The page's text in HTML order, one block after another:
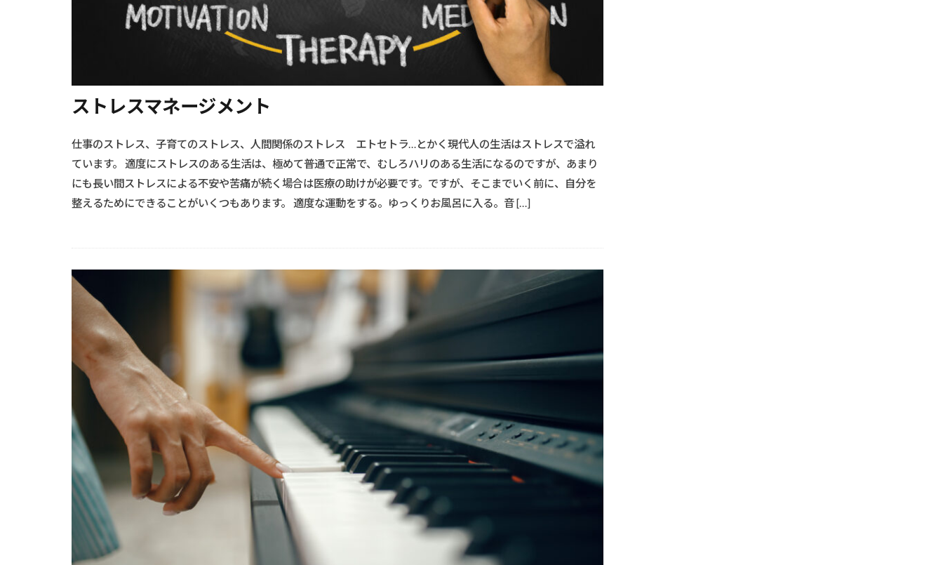
ストレスマネージメント
仕事のストレス、子育てのストレス、人間関係のストレス エトセトラ…とかく現代人の生活はストレスで溢れ
ています。 適度にストレスのある生活は、極めて普通で正常で、むしろハリのある生活になるのですが、あまり
にも長い間ストレスによる不安や苦痛が続く場合は医療の助けが必要です。ですが、そこまでいく前に、自分を
整えるためにできることがいくつもあります。 適度な運動をする。ゆっくりお風呂に入る。音 […]